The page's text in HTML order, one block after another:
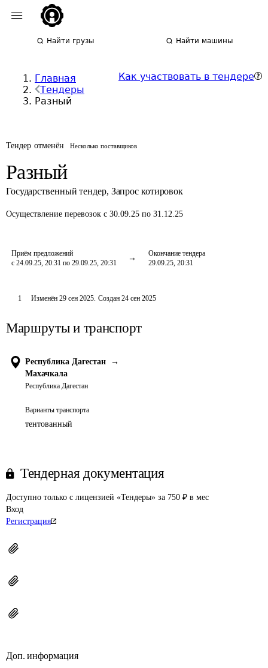
Найти грузы Найти машины
Главная
Тендеры
Разный
Как участвовать в тендере
Тендер отменён Несколько поставщиков
Разный
Государственный тендер, Запрос котировок
Осуществление перевозок с 30.09.25 по 31.12.25
Приём предложений
с 24.09.25, 20:31 по 29.09.25, 20:31
Окончание тендера
29.09.25, 20:31
1 Изменён 29 сен 2025. Создан 24 сен 2025
Маршруты и транспорт
Республика Дагестан
→
Махачкала
Республика Дагестан
Варианты транспорта
тентованный
Тендерная документация
Доступно только с лицензией «Тендеры» за 750 ₽ в мес
Вход
Регистрация
Доп. информация